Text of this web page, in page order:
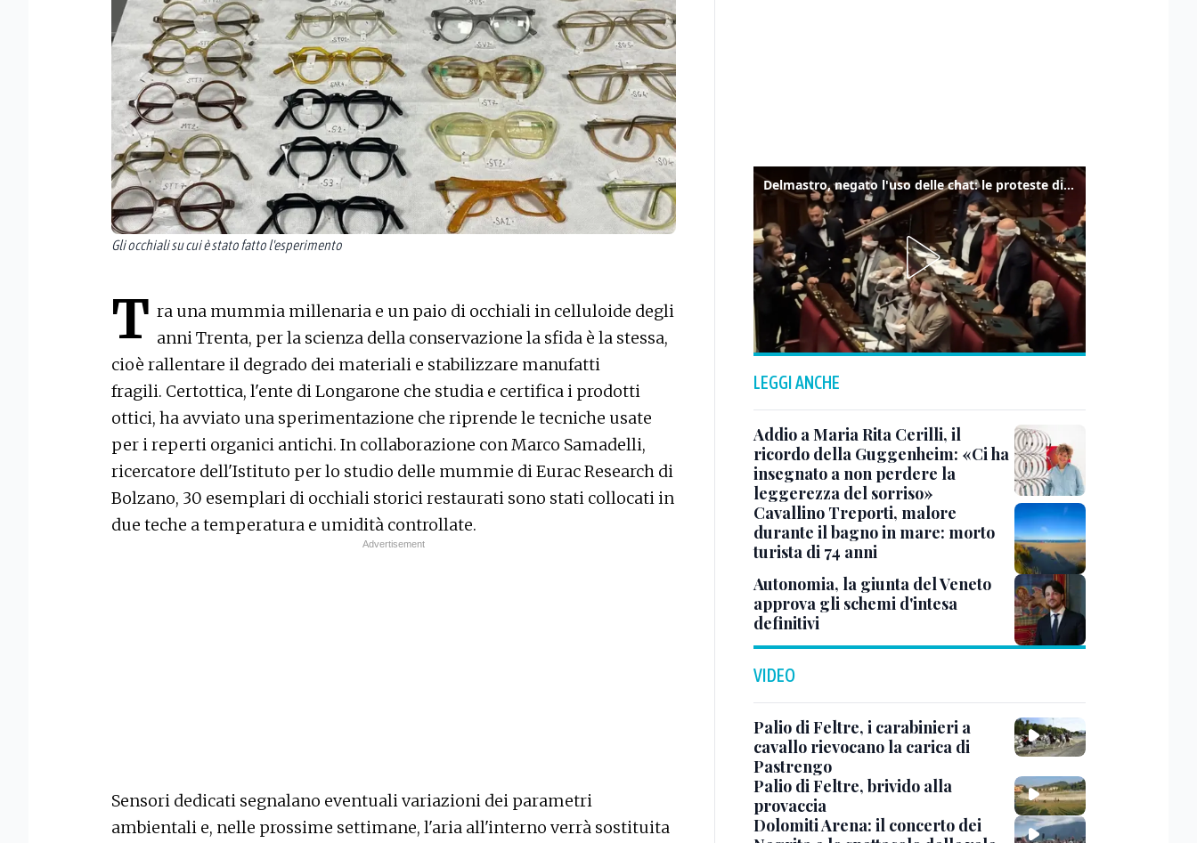
Gli occhiali su cui è stato fatto l'esperimento
T ra una mummia millenaria e un paio di occhiali in celluloide degli
anni Trenta, per la scienza della conservazione la sfida è la stessa,
cioè rallentare il degrado dei materiali e stabilizzare manufatti
fragili. Certottica, l'ente di Longarone che studia e certifica i prodotti
ottici, ha avviato una sperimentazione che riprende le tecniche usate
per i reperti organici antichi. In collaborazione con Marco Samadelli,
ricercatore dell'Istituto per lo studio delle mummie di Eurac Research di
Bolzano, 30 esemplari di occhiali storici restaurati sono stati collocati in
due teche a temperatura e umidità controllate.
Sensori dedicati segnalano eventuali variazioni dei parametri
ambientali e, nelle prossime settimane, l'aria all'interno verrà sostituita
Delmastro, negato l'uso delle chat: le proteste di Avs e M5s
LEGGI ANCHE
Addio a Maria Rita Cerilli, il
ricordo della Guggenheim: «Ci ha
insegnato a non perdere la
leggerezza del sorriso»
Cavallino Treporti, malore
durante il bagno in mare: morto
turista di 74 anni
Autonomia, la giunta del Veneto
approva gli schemi d'intesa
definitivi
VIDEO
Palio di Feltre, i carabinieri a
cavallo rievocano la carica di
Pastrengo
Palio di Feltre, brivido alla
provaccia
Dolomiti Arena: il concerto dei